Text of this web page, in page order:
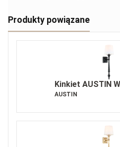
Produkty powiązane
Kinkiet AUSTIN
AUSTIN